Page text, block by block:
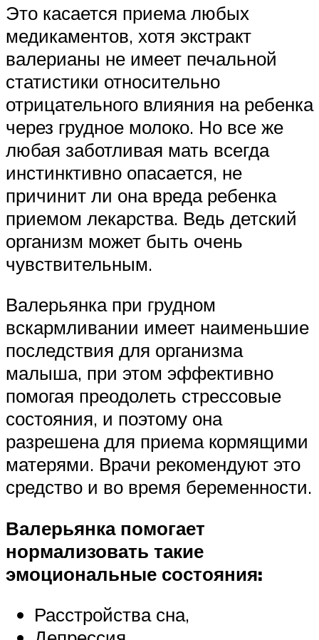
Это касается приема любых
медикаментов, хотя экстракт
валерианы не имеет печальной
статистики относительно
отрицательного влияния на ребенка
через грудное молоко. Но все же
любая заботливая мать всегда
инстинктивно опасается, не
причинит ли она вреда ребенка
приемом лекарства. Ведь детский
организм может быть очень
чувствительным.
Валерьянка при грудном
вскармливании имеет наименьшие
последствия для организма
малыша, при этом эффективно
помогая преодолеть стрессовые
состояния, и поэтому она
разрешена для приема кормящими
матерями. Врачи рекомендуют это
средство и во время беременности.
Валерьянка помогает
нормализовать такие
эмоциональные состояния:
Расстройства сна,